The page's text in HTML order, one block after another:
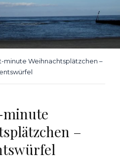
minute Weihnachtsplätzchen –
–